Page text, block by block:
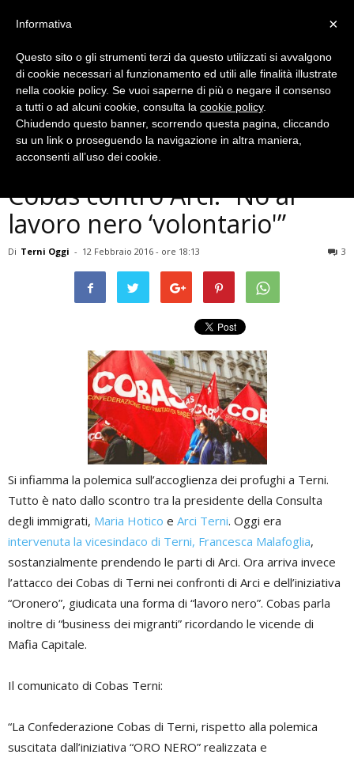
Politica
Terni, accoglienza profughi,
Cobas contro Arci: “No al
lavoro nero ‘volontario'”
Di Terni Oggi - 12 Febbraio 2016 - ore 18:13 3
Si infiamma la polemica sull’accoglienza dei profughi a Terni.
Tutto è nato dallo scontro tra la presidente della Consulta
degli immigrati, Maria Hotico e Arci Terni. Oggi era
intervenuta la vicesindaco di Terni, Francesca Malafoglia,
sostanzialmente prendendo le parti di Arci. Ora arriva invece
l’attacco dei Cobas di Terni nei confronti di Arci e dell’iniziativa
“Oronero”, giudicata una forma di “lavoro nero”. Cobas parla
inoltre di “business dei migranti” ricordando le vicende di
Mafia Capitale.
Il comunicato di Cobas Terni:
“La Confederazione Cobas di Terni, rispetto alla polemica
suscitata dall’iniziativa “ORO NERO” realizzata e
×
Informativa
Questo sito o gli strumenti terzi da questo utilizzati si avvalgono
di cookie necessari al funzionamento ed utili alle finalità illustrate
nella cookie policy. Se vuoi saperne di più o negare il consenso
a tutti o ad alcuni cookie, consulta la cookie policy.
Chiudendo questo banner, scorrendo questa pagina, cliccando
su un link o proseguendo la navigazione in altra maniera,
acconsenti all’uso dei cookie.